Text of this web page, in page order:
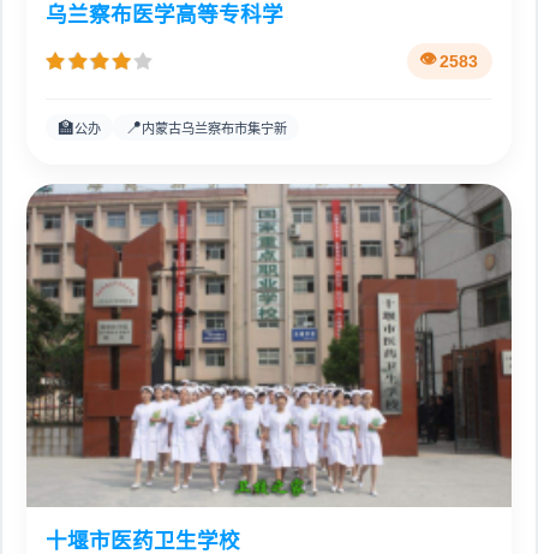
乌兰察布医学高等专科学
2583
🏫公办 📍内蒙古乌兰察布市集宁新
十堰市医药卫生学校